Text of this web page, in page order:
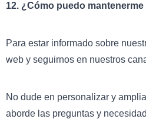
12. ¿Cómo puedo
Para estar informado sobre
web y seguirnos en nuestros
No dude en personalizar y
aborde las preguntas y